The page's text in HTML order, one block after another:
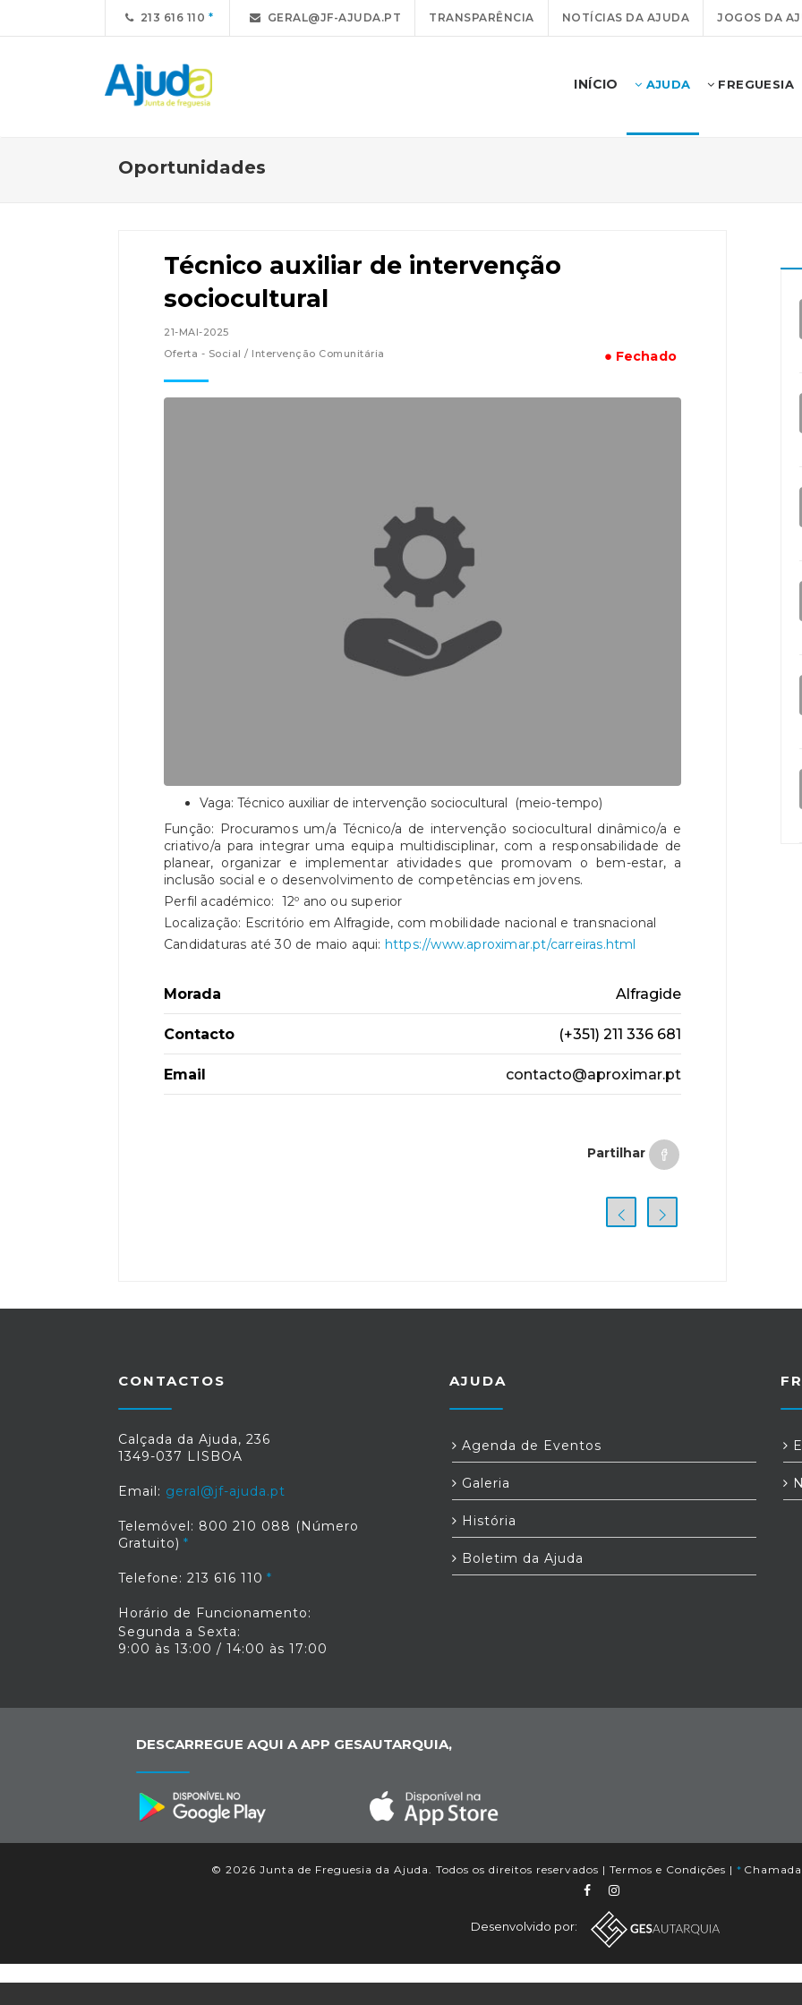
213 616 110 GERAL@JF-AJUDA.PT TRANSPARÊNCIA NOTÍCIAS DA AJUDA JOGOS DA
INÍCIO AJUDA FREGUESIA
Oportunidades
Técnico auxiliar de intervenção
sociocultural
21-MAI-2025
Oferta - Social / Intervenção Comunitária
● Fechado
Vaga: Técnico auxiliar de intervenção sociocultural (meio-tempo)
Função: Procuramos um/a Técnico/a de intervenção sociocultural dinâmico/a e
criativo/a para integrar uma equipa multidisciplinar, com a responsabilidade de
planear, organizar e implementar atividades que promovam o bem-estar, a
inclusão social e o desenvolvimento de competências em jovens.
Perfil académico: 12º ano ou superior
Localização: Escritório em Alfragide, com mobilidade nacional e transnacional
Candidaturas até 30 de maio aqui: https://www.aproximar.pt/carreiras.html
Morada Alfragide
Contacto (+351) 211 336 681
Email contacto@aproximar.pt
Partilhar
CONTACTOS
Calçada da Ajuda, 236
1349-037 LISBOA
Email: geral@jf-ajuda.pt
Telemóvel: 800 210 088 (Número
Gratuito)
Telefone: 213 616 110
Horário de Funcionamento:
Segunda a Sexta:
9:00 às 13:00 / 14:00 às 17:00
AJUDA
Agenda de Eventos
Galeria
História
Boletim da Ajuda
DESCARREGUE AQUI A APP GESAUTARQUIA,
© 2026 Junta de Freguesia da Ajuda. Todos os direitos reservados | Termos e Condições | *
Desenvolvido por: